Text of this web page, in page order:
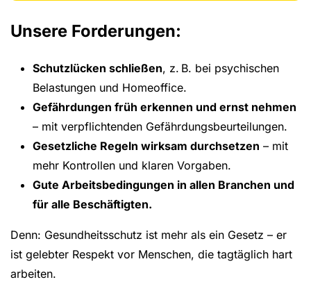
Unsere Forderungen:
Schutzlücken schließen, z. B. bei psychischen
Belastungen und Homeoffice.
Gefährdungen früh erkennen und ernst nehmen
– mit verpflichtenden Gefährdungsbeurteilungen.
Gesetzliche Regeln wirksam durchsetzen – mit
mehr Kontrollen und klaren Vorgaben.
Gute Arbeitsbedingungen in allen Branchen und
für alle Beschäftigten.
Denn: Gesundheitsschutz ist mehr als ein Gesetz – er
ist gelebter Respekt vor Menschen, die tagtäglich hart
arbeiten.